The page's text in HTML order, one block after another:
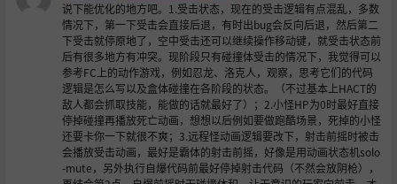
说下能优化的地方吧。1.受击状态，现在的受击逻辑有点混乱，多数
情况下，第一下受击会直接后退，有时出bug会反向后退，然后第二
下受击就停原地了，空中受击还可以继续操作移动键，就受击状态前
后有很多地方有冲突。现阶段只有碰撞体受击的情况下，我觉得可以
参考FC上的动作游戏，例如忍龙、洛克人，观察，思考它们的代码
逻辑是怎么写以及盒体碰撞在各阶段的状态。（不过基本上HACT的
敌人都会抓取技能，能做的话就最好了）；2.小怪HP为0时最好直接
停掉碰撞再播放死亡动画，想想以后例如要做跑酷场景，死掉的小怪
还要卡你一下就很不爽；3.远程怪动画逻辑要改下，射击前摇时被击
会播放受击动画，最好是霸体的射击前摇，好像是用动画状态机solo
-mute，另外执行自爆代码前最好停掉射击代码（不然会放阴枪），